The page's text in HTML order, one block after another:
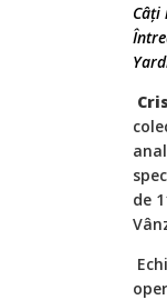
Câți
de